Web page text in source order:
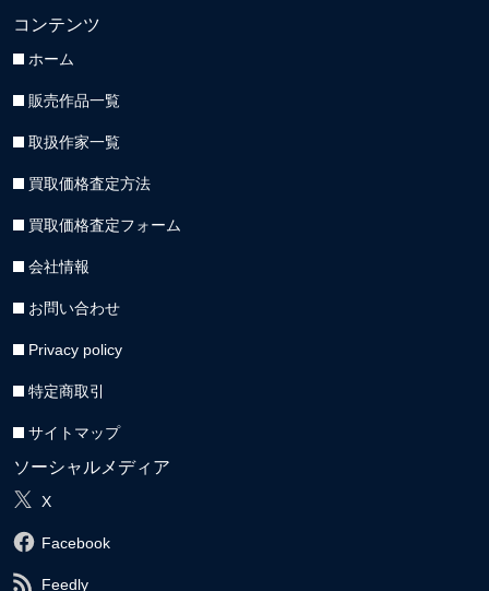
コンテンツ
ホーム
販売作品一覧
取扱作家一覧
買取価格査定方法
買取価格査定フォーム
会社情報
お問い合わせ
Privacy policy
特定商取引
サイトマップ
ソーシャルメディア
X
Facebook
Feedly